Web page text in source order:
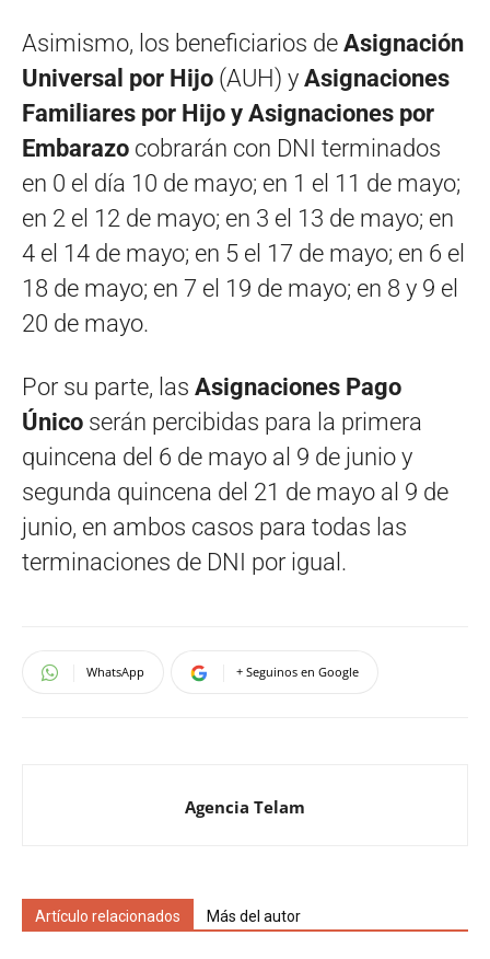
Asimismo, los beneficiarios de Asignación
Universal por Hijo (AUH) y Asignaciones
Familiares por Hijo y Asignaciones por
Embarazo cobrarán con DNI terminados
en 0 el día 10 de mayo; en 1 el 11 de mayo;
en 2 el 12 de mayo; en 3 el 13 de mayo; en
4 el 14 de mayo; en 5 el 17 de mayo; en 6 el
18 de mayo; en 7 el 19 de mayo; en 8 y 9 el
20 de mayo.
Por su parte, las Asignaciones Pago
Único serán percibidas para la primera
quincena del 6 de mayo al 9 de junio y
segunda quincena del 21 de mayo al 9 de
junio, en ambos casos para todas las
terminaciones de DNI por igual.
WhatsApp + Seguinos en Google
Agencia Telam
Artículo relacionados Más del autor